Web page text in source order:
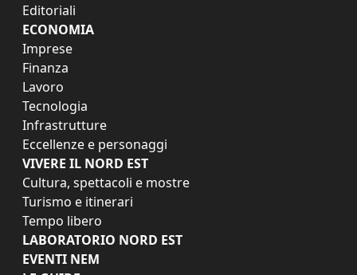
Editoriali
ECONOMIA
Imprese
Finanza
Lavoro
Tecnologia
Infrastrutture
Eccellenze e personaggi
VIVERE IL NORD EST
Cultura, spettacoli e mostre
Turismo e itinerari
Tempo libero
LABORATORIO NORD EST
EVENTI NEM